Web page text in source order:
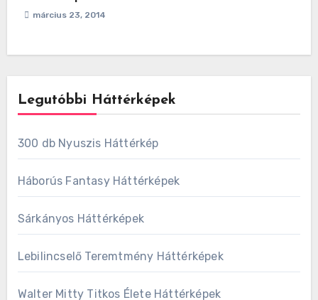
március 23, 2014
Legutóbbi Háttérképek
300 db Nyuszis Háttérkép
Háborús Fantasy Háttérképek
Sárkányos Háttérképek
Lebilincselő Teremtmény Háttérképek
Walter Mitty Titkos Élete Háttérképek